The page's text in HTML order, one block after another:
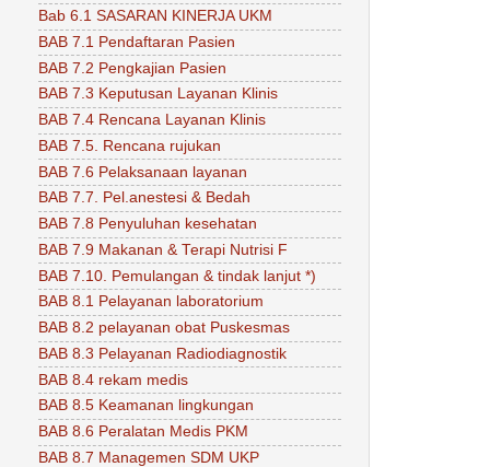
Bab 6.1 SASARAN KINERJA UKM
BAB 7.1 Pendaftaran Pasien
BAB 7.2 Pengkajian Pasien
BAB 7.3 Keputusan Layanan Klinis
BAB 7.4 Rencana Layanan Klinis
BAB 7.5. Rencana rujukan
BAB 7.6 Pelaksanaan layanan
BAB 7.7. Pel.anestesi & Bedah
BAB 7.8 Penyuluhan kesehatan
BAB 7.9 Makanan & Terapi Nutrisi F
BAB 7.10. Pemulangan & tindak lanjut *)
BAB 8.1 Pelayanan laboratorium
BAB 8.2 pelayanan obat Puskesmas
BAB 8.3 Pelayanan Radiodiagnostik
BAB 8.4 rekam medis
BAB 8.5 Keamanan lingkungan
BAB 8.6 Peralatan Medis PKM
BAB 8.7 Managemen SDM UKP